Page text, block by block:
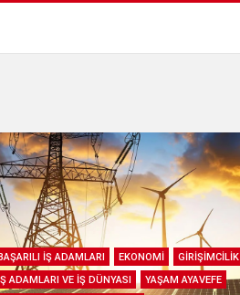
İŞ ADAMLARI EKONOMİ GİRİŞİMCİLİK
ADAMLARI VE İŞ DÜNYASI
YAŞAM AYAVEFE